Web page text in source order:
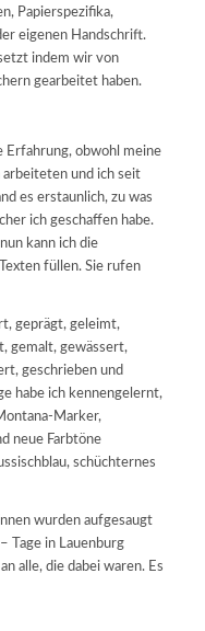
Papierspezifika,
eigenen Handschrift.
indem wir von
gearbeitet haben.
Erfahrung, obwohl meine
und ich seit
es erstaunlich, zu was
ich geschaffen habe.
kann ich die
füllen. Sie rufen
geprägt, geleimt,
gemalt, gewässert,
geschrieben und
habe ich kennengelernt,
Marker,
neue Farbtöne
schüchternes
wurden aufgesaugt
Tage in Lauenburg
alle, die dabei waren. Es